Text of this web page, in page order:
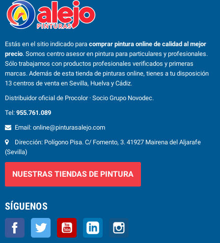
Estás en el sitio indicado para comprar pintura online de calidad al mejor
precio. Somos centro asesor en pintura para particulares y profesionales.
Sólo trabajamos con productos profesionales verificados y primeras
marcas. Además de esta tienda de pinturas online, tienes a tu disposición
13 centros de venta en Sevilla, Huelva y Cádiz.
Distribuidor oficial de Procolor · Socio Grupo Novodec.
Tel: 955.761.089
Email: online@pinturasalejo.com
Dirección: Polígono Pisa. C/ Fomento, 3. 41927 Mairena del Aljarafe
(Sevilla)
NUESTRAS TIENDAS DE PINTURA
SÍGUENOS
Facebook Twitter YouTube LinkedIn